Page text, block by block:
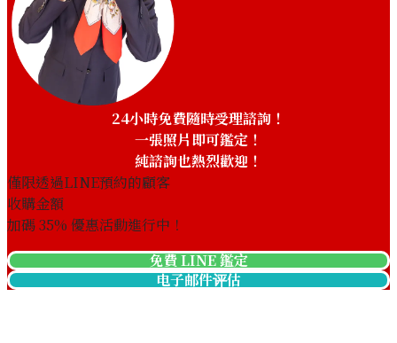
Cartier Baignoir SM
W8000007
收購參考價格
NTD 160,000
收購日期: 2024年10月
24小時免費隨時受理諮詢！
一張照片即可鑑定！
純諮詢也熱烈歡迎！
僅限透過LINE預約的顧客
收購金額
加碼35% 優惠活動進行中！
免費 LINE 鑑定
电子邮件评估